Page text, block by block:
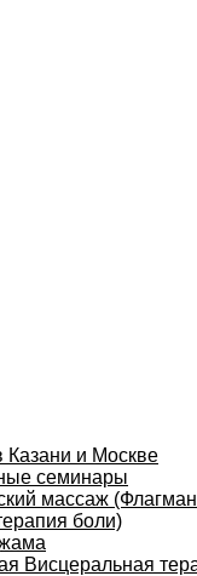
Казани и Москве
семинары
массаж
боли)
Висцеральная